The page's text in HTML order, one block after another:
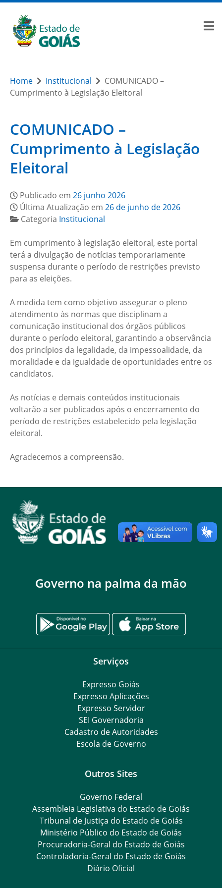
Home Institucional
COMUNICADO –
Cumprimento à Legislação Eleitoral
COMUNICADO –
Cumprimento à Legislação
Eleitoral
Publicado em 26 junho 2026
Última Atualização em 26 de junho de 2026
Categoria Institucional
Em cumprimento à legislação eleitoral, este portal
terá a divulgação de notícias temporariamente
suspensa durante o período de restrições previsto
para as eleições.
A medida tem como objetivo assegurar o pleno
atendimento às normas que disciplinam a
comunicação institucional dos órgãos públicos
durante o período eleitoral, garantindo a observância
dos princípios da legalidade, da impessoalidade, da
moralidade e da igualdade de oportunidades entre os
candidatos.
As notícias e demais conteúdos institucionais
voltarão a ser publicados após o encerramento do
período de restrições estabelecido pela legislação
eleitoral.
Agradecemos a compreensão.
Governo na palma da mão
Serviços
Expresso Goiás
Expresso Aplicações
Expresso Servidor
SEI Governadoria
Cadastro de Autoridades
Escola de Governo
Outros Sites
Governo Federal
Assembleia Legislativa do Estado de Goiás
Tribunal de Justiça do Estado de Goiás
Ministério Público do Estado de Goiás
Procuradoria-Geral do Estado de Goiás
Controladoria-Geral do Estado de Goiás
Diário Oficial